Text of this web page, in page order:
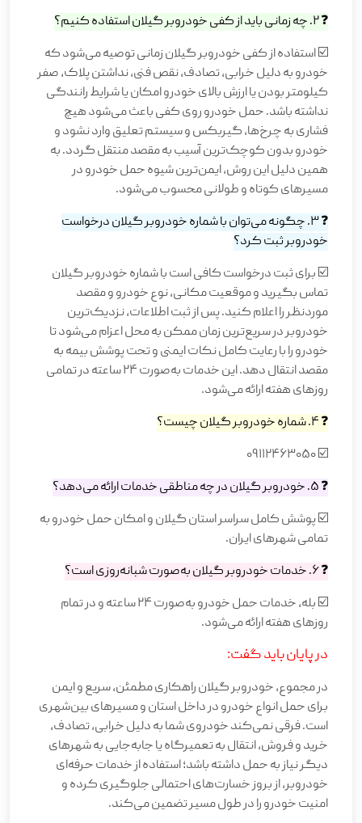
❓ 2. چه زمانی باید از کفی خودروبر گیلان استفاده کنیم؟
☑️ استفاده از کفی خودروبر گیلان زمانی توصیه می‌شود که
خودرو به دلیل خرابی، تصادف، نقص فنی، نداشتن پلاک، صفر
کیلومتر بودن یا ارزش بالای خودرو امکان یا شرایط رانندگی
نداشته باشد. حمل خودرو روی کفی باعث می‌شود هیچ
فشاری به چرخ‌ها، گیربکس و سیستم تعلیق وارد نشود و
خودرو بدون کوچک‌ترین آسیب به مقصد منتقل گردد. به
همین دلیل این روش، ایمن‌ترین شیوه حمل خودرو در
مسیرهای کوتاه و طولانی محسوب می‌شود.
❓ 3. چگونه می‌توان با شماره خودروبر گیلان درخواست
خودروبر ثبت کرد؟
☑️ برای ثبت درخواست کافی است با شماره خودروبر گیلان
تماس بگیرید و موقعیت مکانی، نوع خودرو و مقصد
موردنظر را اعلام کنید. پس از ثبت اطلاعات، نزدیک‌ترین
خودروبر در سریع‌ترین زمان ممکن به محل اعزام می‌شود تا
خودرو را با رعایت کامل نکات ایمنی و تحت پوشش بیمه به
مقصد انتقال دهد. این خدمات به‌صورت ۲۴ ساعته در تمامی
روزهای هفته ارائه می‌شود.
❓ 4. شماره خودروبر گیلان چیست؟
☑️ 09112463050
❓ 5. خودروبر گیلان در چه مناطقی خدمات ارائه می‌دهد؟
☑️ پوشش کامل سراسر استان گیلان و امکان حمل خودرو به
تمامی شهرهای ایران.
❓ 6. خدمات خودروبر گیلان به‌صورت شبانه‌روزی است؟
☑️ بله، خدمات حمل خودرو به‌صورت ۲۴ ساعته و در تمام
روزهای هفته ارائه می‌شود.
در پایان باید گفت:
در مجموع، خودروبر گیلان راهکاری مطمئن، سریع و ایمن
برای حمل انواع خودرو در داخل استان و مسیرهای بین‌شهری
است. فرقی نمی‌کند خودروی شما به دلیل خرابی، تصادف،
خرید و فروش، انتقال به تعمیرگاه یا جابه‌جایی به شهرهای
دیگر نیاز به حمل داشته باشد؛ استفاده از خدمات حرفه‌ای
خودروبر، از بروز خسارت‌های احتمالی جلوگیری کرده و
امنیت خودرو را در طول مسیر تضمین می‌کند.